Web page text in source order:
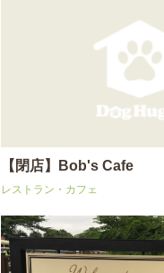
【閉店】Bob's Cafe
レストラン・カフェ